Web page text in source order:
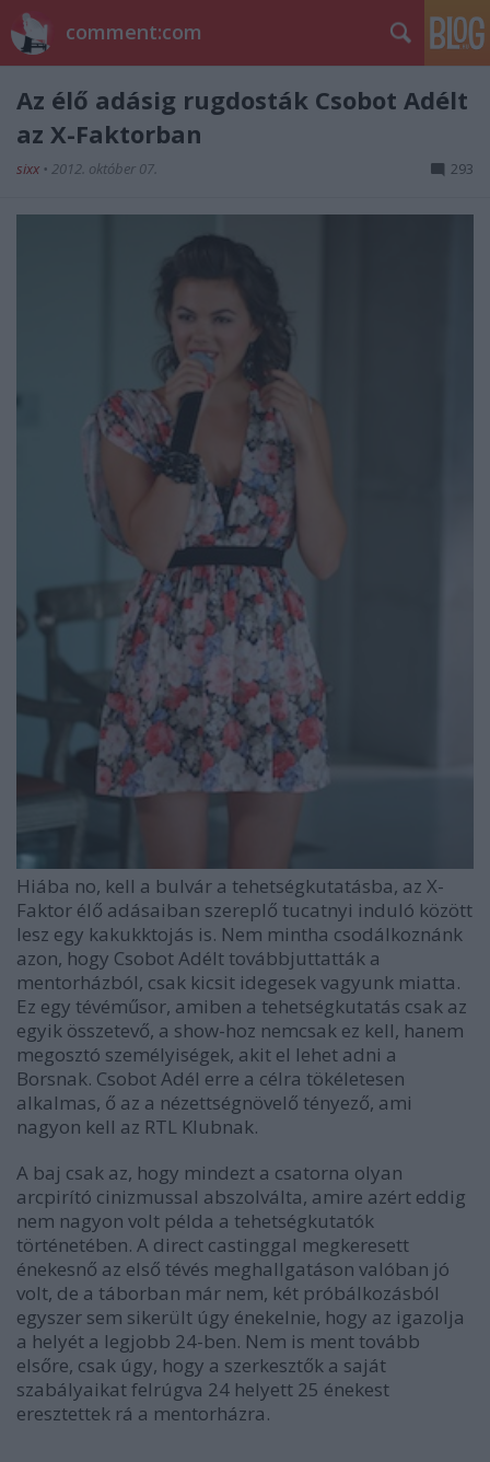
comment:com
Az élő adásig rugdosták Csobot Adélt
az X-Faktorban
sixx • 2012. október 07. 293
Hiába no, kell a bulvár a tehetségkutatásba, az X-
Faktor élő adásaiban szereplő tucatnyi induló között
lesz egy kakukktojás is. Nem mintha csodálkoznánk
azon, hogy Csobot Adélt továbbjuttatták a
mentorházból, csak kicsit idegesek vagyunk miatta.
Ez egy tévéműsor, amiben a tehetségkutatás csak az
egyik összetevő, a show-hoz nemcsak ez kell, hanem
megosztó személyiségek, akit el lehet adni a
Borsnak. Csobot Adél erre a célra tökéletesen
alkalmas, ő az a nézettségnövelő tényező, ami
nagyon kell az RTL Klubnak.
A baj csak az, hogy mindezt a csatorna olyan
arcpirító cinizmussal abszolválta, amire azért eddig
nem nagyon volt példa a tehetségkutatók
történetében. A direct castinggal megkeresett
énekesnő az első tévés meghallgatáson valóban jó
volt, de a táborban már nem, két próbálkozásból
egyszer sem sikerült úgy énekelnie, hogy az igazolja
a helyét a legjobb 24-ben. Nem is ment tovább
elsőre, csak úgy, hogy a szerkesztők a saját
szabályaikat felrúgva 24 helyett 25 énekest
eresztettek rá a mentorházra.